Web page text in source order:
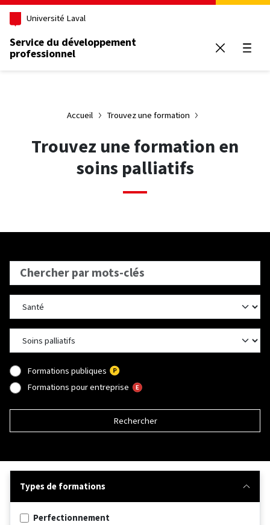
Aller au contenu principal
Université Laval
Service du développement
professionnel
Accueil Trouvez une formation
Trouvez une formation en
soins palliatifs
Formations publiques
Formations pour entreprise
Rechercher
Types de formations
Perfectionnement